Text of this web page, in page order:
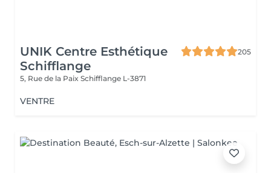
UNIK Centre Esthétique
Schifflange
205
5, Rue de la Paix Schifflange L-3871
VENTRE